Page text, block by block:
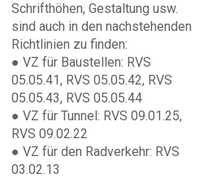
Schrifthöhen, Gestaltung usw.
sind auch in den nachstehenden
Richtlinien zu finden:
● VZ für Baustellen: RVS
05.05.41, RVS 05.05.42, RVS
05.05.43, RVS 05.05.44
● VZ für Tunnel: RVS 09.01.25,
RVS 09.02.22
● VZ für den Radverkehr: RVS
03.02.13